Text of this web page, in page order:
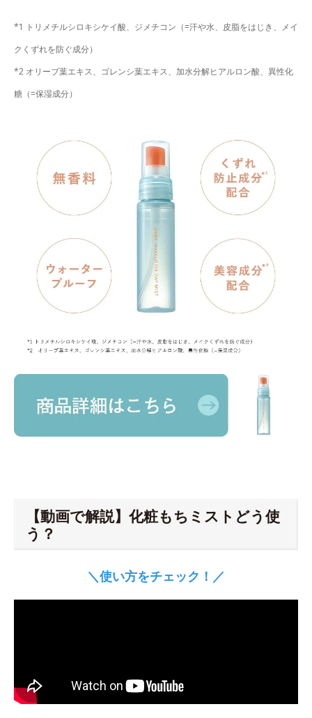
*1 トリメチルシロキシケイ酸、ジメチコン（=汗や水、皮脂をはじき、メイ
クくずれを防ぐ成分）
*2 オリーブ葉エキス、ゴレンシ葉エキス、加水分解ヒアルロン酸、異性化
糖（=保湿成分）
【動画で解説】化粧もちミストどう使
う？
＼使い方をチェック！／